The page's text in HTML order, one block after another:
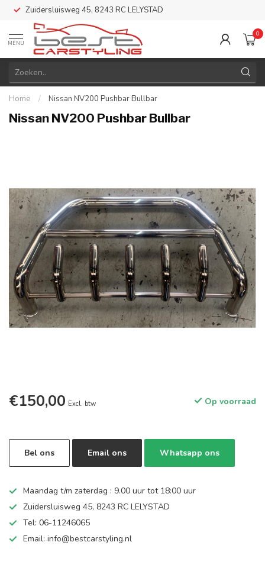
Zuidersluisweg 45, 8243 RC LELYSTAD
MENU
0
Home / Nissan NV200 Pushbar Bullbar
Nissan NV200 Pushbar Bullbar
€150,00 Excl. btw Op voorraad
Bel ons Email ons Whatsapp ons
Maandag t/m zaterdag : 9.00 uur tot 18:00 uur
Zuidersluisweg 45, 8243 RC LELYSTAD
Tel: 06-11246065
Email: info@bestcarstyling.nl